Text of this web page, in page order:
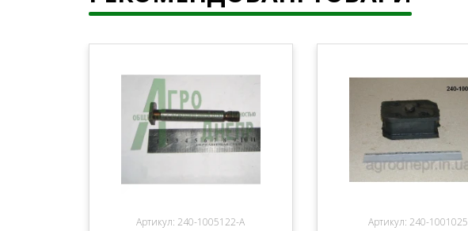
Артикул: 240-1005122-А Артикул: 240-1001025